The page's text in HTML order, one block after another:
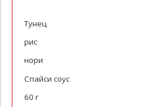
Тунец
рис
нори
Спайси соус
60 г